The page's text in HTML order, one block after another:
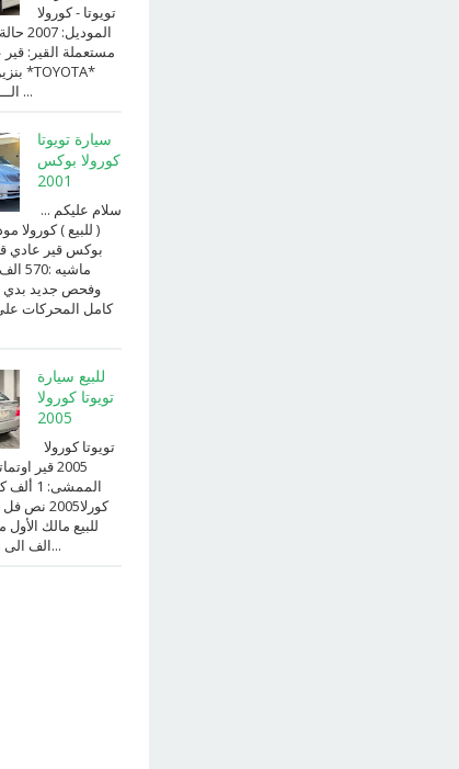
⁨تويوتا⁩ - ⁨كورولا⁩
⁨مستعملة⁩ القير:
الــــفــــــئه ...
سيارة تويوتا
كورولا بوكس
2001
سلام عليكم ...
بوكس قير عادي
وفحص جديد
كامل المحركات
للبيع سيارة
تويوتا كورولا
2005
2005 قير
الممشى:
كورلا2005
للبيع مالك
الف الى الياء قير ا...